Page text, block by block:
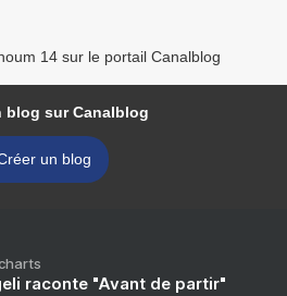
14 sur le portail Canalblog
blog sur Canalblog
un blog
raconte "Avant de partir"